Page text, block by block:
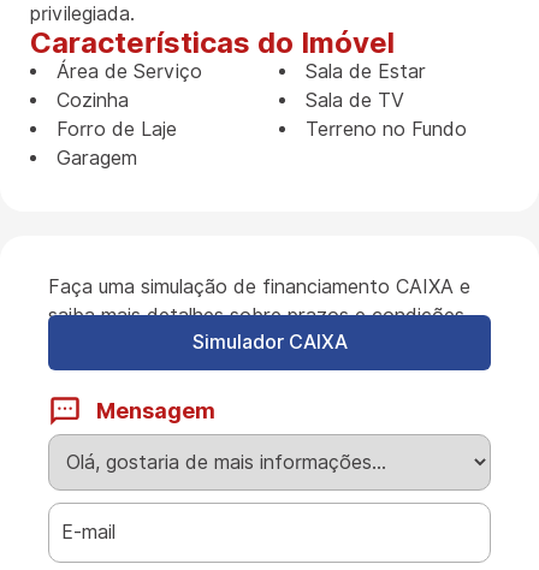
privilegiada.
Características do Imóvel
Área de Serviço
Cozinha
Forro de Laje
Garagem
Sala de Estar
Sala de TV
Terreno no Fundo
Faça uma simulação de financiamento CAIXA e
saiba mais detalhes sobre prazos e condições.
Simulador CAIXA
Mensagem